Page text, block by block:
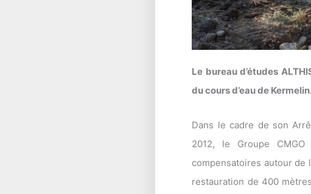
Le bureau d’études
du cours d’eau de
Dans le cadre de son
2012, le Groupe
compensatoires autour de
restauration de 400